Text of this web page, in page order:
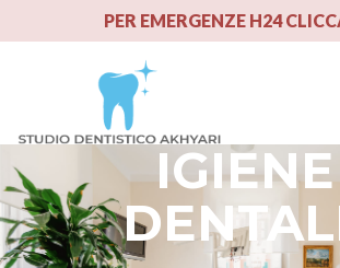
PER EMERGENZE H24
IGIENE